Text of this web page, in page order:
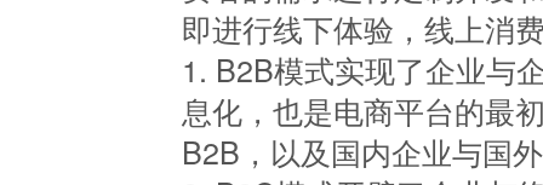
即进行线下体验，线上消
1. B2B模式实现了企业与
息化，也是电商平台的最
B2B，以及国内企业与国